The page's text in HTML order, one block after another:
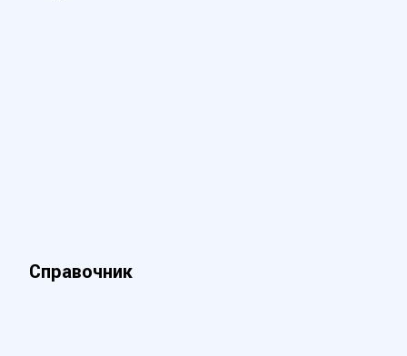
Справочник